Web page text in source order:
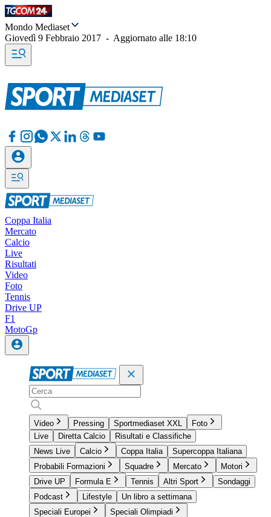
Mondo Mediaset
Giovedì 9 Febbraio 2017 - Aggiornato alle 18:10
Coppa Italia
Mercato
Calcio
Live
Risultati
Video
Foto
Tennis
Drive UP
F1
MotoGp
Video Pressing Sportmediaset XXL
Foto
Live
Diretta Calcio
Risultati e Classifiche
News Live
Calcio Coppa Italia
Supercoppa Italiana
Probabili Formazioni
Squadre Mercato
Motori
Drive UP
Formula E Tennis Altri Sport
Sondaggi
Podcast
Lifestyle
Un libro a settimana
Speciali Europei
Speciali Olimpiadi